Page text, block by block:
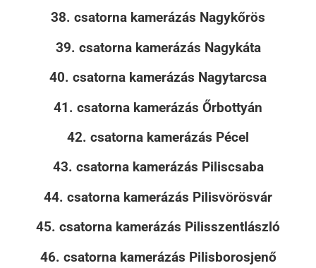
38. csatorna kamerázás Nagykőrös
39. csatorna kamerázás Nagykáta
40. csatorna kamerázás Nagytarcsa
41. csatorna kamerázás Őrbottyán
42. csatorna kamerázás Pécel
43. csatorna kamerázás Piliscsaba
44. csatorna kamerázás Pilisvörösvár
45. csatorna kamerázás Pilisszentlászló
46. csatorna kamerázás Pilisborosjenő